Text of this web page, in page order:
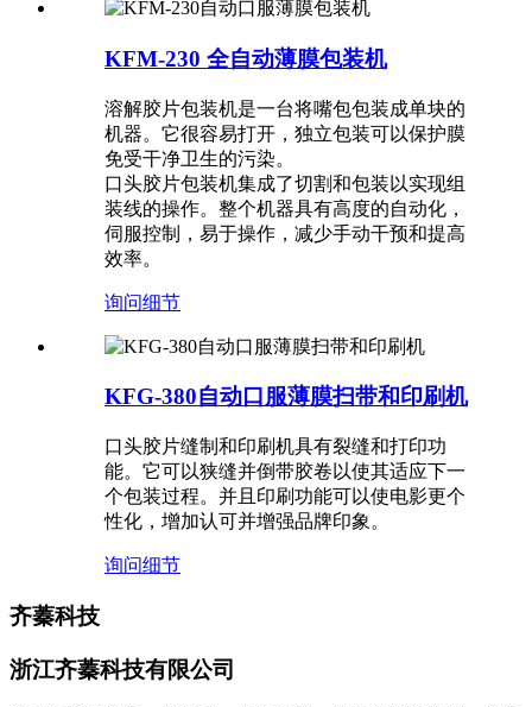
KFM-230 全自动薄膜包装机
溶解胶片包装机是一台将嘴包包装成单块的
机器。它很容易打开，独立包装可以保护膜
免受干净卫生的污染。
口头胶片包装机集成了切割和包装以实现组
装线的操作。整个机器具有高度的自动化，
伺服控制，易于操作，减少手动干预和提高
效率。
询问细节
KFG-380自动口服薄膜扫带和印刷机
口头胶片缝制和印刷机具有裂缝和打印功
能。它可以狭缝并倒带胶卷以使其适应下一
个包装过程。并且印刷功能可以使电影更个
性化，增加认可并增强品牌印象。
询问细节
齐蓁科技
浙江齐蓁科技有限公司